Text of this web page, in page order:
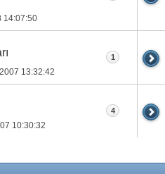
14:07:50
13:32:42
1
10:30:32
4